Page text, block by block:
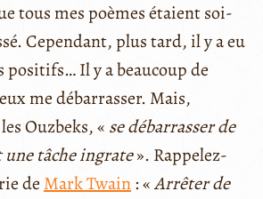
tous mes poèmes étaient soi-
Cependant, plus tard, il y a eu
positifs… Il y a beaucoup de
me débarrasser. Mais,
Ouzbeks, « se débarrasser de
une tâche ingrate». Rappelez-
de Mark Twain: «Arrêter de